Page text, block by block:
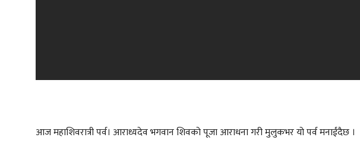
आज महाशिवरात्री पर्व। आराध्यदेव भगवान शिवको पूजा आराधना गरी मुलुकभर यो पर्व मनाईंदैछ ।